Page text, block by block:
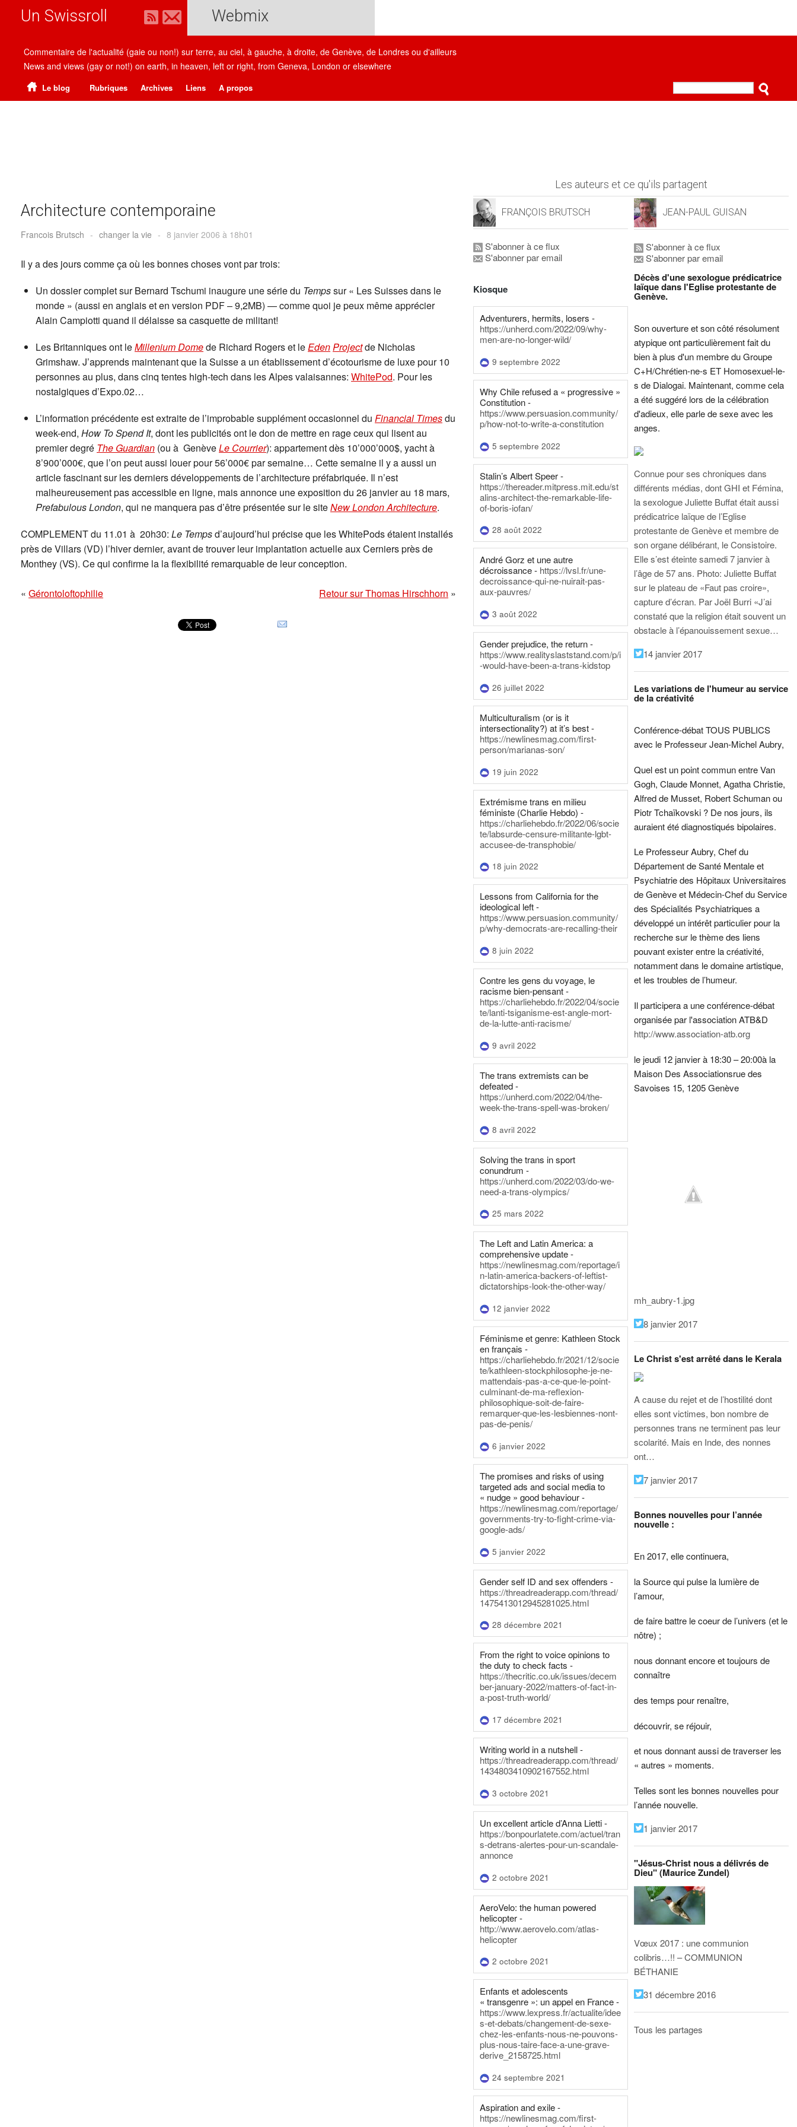
Un Swissroll Webmix
Commentaire de l'actualité (gaie ou non!) sur terre, au ciel, à gauche, à droite, de Genève, de Londres ou d'ailleurs
News and views (gay or not!) on earth, in heaven, left or right, from Geneva, London or elsewhere
Le blog Rubriques Archives Liens A propos
Architecture contemporaine
Francois Brutsch - changer la vie - 8 janvier 2006 à 18h01
Il y a des jours comme ça où les bonnes choses vont par trois:
Un dossier complet sur Bernard Tschumi inaugure une série du Tempssur « Les Suisses dans le
monde » (aussi en anglais et en version PDF – 9,2MB) — comme quoi je peux même apprécier
Alain Campiotti quand il délaisse sa casquette de militant!
Les Britanniques ont leMillenium Domede Richard Rogers et le Eden Projectde Nicholas
Grimshaw. J’apprends maintenant que la Suisse a un établissement d’écotourisme de luxe pour 10
personnes au plus, dans cinq tentes high-tech dans les Alpes valaisannes: WhitePod. Pour les
nostalgiques d’Expo.02…
L’information précédente est extraite de l’improbable supplément occasionnel du Financial Timesdu
week-end, How To Spend It, dont les publicités ont le don de mettre en rage ceux qui lisent au
premier degré The Guardian (ou à GenèveLe Courrier): appartement dès 10’000’000$, yacht à
8’900’000€, que l’on peut aussi louer pour 56’000€ par semaine… Cette semaine il y a aussi un
article fascinant sur les derniers développements de l’architecture préfabriquée. Il n’est
malheureusement pas accessible en ligne, mais annonce une exposition du 26 janvier au 18 mars,
Prefabulous London, qui ne manquera pas d’être présentée sur le siteNew London Architecture.
COMPLEMENT du 11.01 à 20h30: Le Tempsd’aujourd’hui précise que les WhitePods étaient installés
près de Villars (VD) l’hiver dernier, avant de trouver leur implantation actuelle aux Cerniers près de
Monthey (VS). Ce qui confirme la la flexibilité remarquable de leur conception.
« Gérontoloftophilie Retour sur Thomas Hirschhorn »
Les auteurs et ce qu'ils partagent
FRANÇOIS BRUTSCH
S'abonner à ce flux
S'abonner par email
Kiosque
Adventurers, hermits, losers -
https://unherd.com/2022/09/why-
men-are-no-longer-wild/
9 septembre 2022
Why Chile refused a « progressive »
Constitution -
https://www.persuasion.community/
p/how-not-to-write-a-constitution
5 septembre 2022
Stalin’s Albert Speer -
https://thereader.mitpress.mit.edu/st
alins-architect-the-remarkable-life-
of-boris-iofan/
28 août 2022
André Gorz et une autre
décroissance - https://lvsl.fr/une-
decroissance-qui-ne-nuirait-pas-
aux-pauvres/
3 août 2022
Gender prejudice, the return -
https://www.realityslaststand.com/p/i
-would-have-been-a-trans-kidstop
26 juillet 2022
Multiculturalism (or is it
intersectionality?) at it’s best -
https://newlinesmag.com/first-
person/marianas-son/
19 juin 2022
Extrémisme trans en milieu
féministe (Charlie Hebdo) -
https://charliehebdo.fr/2022/06/socie
te/labsurde-censure-militante-lgbt-
accusee-de-transphobie/
18 juin 2022
Lessons from California for the
ideological left -
https://www.persuasion.community/
p/why-democrats-are-recalling-their
8 juin 2022
Contre les gens du voyage, le
racisme bien-pensant -
https://charliehebdo.fr/2022/04/socie
te/lanti-tsiganisme-est-angle-mort-
de-la-lutte-anti-racisme/
9 avril 2022
The trans extremists can be
defeated -
https://unherd.com/2022/04/the-
week-the-trans-spell-was-broken/
8 avril 2022
Solving the trans in sport
conundrum -
https://unherd.com/2022/03/do-we-
need-a-trans-olympics/
25 mars 2022
The Left and Latin America: a
comprehensive update -
https://newlinesmag.com/reportage/i
n-latin-america-backers-of-leftist-
dictatorships-look-the-other-way/
12 janvier 2022
Féminisme et genre: Kathleen Stock
en français -
https://charliehebdo.fr/2021/12/socie
te/kathleen-stockphilosophe-je-ne-
mattendais-pas-a-ce-que-le-point-
culminant-de-ma-reflexion-
philosophique-soit-de-faire-
remarquer-que-les-lesbiennes-nont-
pas-de-penis/
6 janvier 2022
The promises and risks of using
targeted ads and social media to
« nudge » good behaviour -
https://newlinesmag.com/reportage/
governments-try-to-fight-crime-via-
google-ads/
5 janvier 2022
Gender self ID and sex offenders -
https://threadreaderapp.com/thread/
1475413012945281025.html
28 décembre 2021
From the right to voice opinions to
the duty to check facts -
https://thecritic.co.uk/issues/decem
ber-january-2022/matters-of-fact-in-
a-post-truth-world/
17 décembre 2021
Writing world in a nutshell -
https://threadreaderapp.com/thread/
1434803410902167552.html
3 octobre 2021
Un excellent article d’Anna Lietti -
https://bonpourlatete.com/actuel/tran
s-detrans-alertes-pour-un-scandale-
annonce
2 octobre 2021
AeroVelo: the human powered
helicopter -
http://www.aerovelo.com/atlas-
helicopter
2 octobre 2021
Enfants et adolescents
« transgenre »: un appel en France -
https://www.lexpress.fr/actualite/idee
s-et-debats/changement-de-sexe-
chez-les-enfants-nous-ne-pouvons-
plus-nous-taire-face-a-une-grave-
derive_2158725.html
24 septembre 2021
Aspiration and exile -
https://newlinesmag.com/first-
JEAN-PAUL GUISAN
S'abonner à ce flux
S'abonner par email
Décès d'une sexologue prédicatrice
laïque dans l'Eglise protestante de
Genève.
Son ouverture et son côté résolument
atypique ont particulièrement fait du
bien à plus d'un membre du Groupe
C+H/Chrétien-ne-s ET Homosexuel-le-
s de Dialogai. Maintenant, comme cela
a été suggéré lors de la célébration
d'adieux, elle parle de sexe avec les
anges.
Connue pour ses chroniques dans
différents médias, dont GHI et Fémina,
la sexologue Juliette Buffat était aussi
prédicatrice laïque de l’Eglise
protestante de Genève et membre de
son organe délibérant, le Consistoire.
Elle s’est éteinte samedi 7 janvier à
l’âge de 57 ans. Photo: Juliette Buffat
sur le plateau de «Faut pas croire»,
capture d’écran. Par Joël Burri «J’ai
constaté que la religion était souvent un
obstacle à l’épanouissement sexue…
14 janvier 2017
Les variations de l'humeur au service
de la créativité
Conférence-débat TOUS PUBLICS
avec le Professeur Jean-Michel Aubry,
Quel est un point commun entre Van
Gogh, Claude Monnet, Agatha Christie,
Alfred de Musset, Robert Schuman ou
Piotr Tchaïkovski ? De nos jours, ils
auraient été diagnostiqués bipolaires.
Le Professeur Aubry, Chef du
Département de Santé Mentale et
Psychiatrie des Hôpitaux Universitaires
de Genève et Médecin-Chef du Service
des Spécialités Psychiatriques a
développé un intérêt particulier pour la
recherche sur le thème des liens
pouvant exister entre la créativité,
notamment dans le domaine artistique,
et les troubles de l’humeur.
Il participera a une conférence-débat
organisée par l'association ATB&D
http://www.association-atb.org
le jeudi 12 janvier à 18:30 – 20:00à la
Maison Des Associationsrue des
Savoises 15, 1205 Genève
mh_aubry-1.jpg
8 janvier 2017
Le Christ s'est arrêté dans le Kerala
A cause du rejet et de l’hostilité dont
elles sont victimes, bon nombre de
personnes trans ne terminent pas leur
scolarité. Mais en Inde, des nonnes
ont…
7 janvier 2017
Bonnes nouvelles pour l’année
nouvelle :
En 2017, elle continuera,
la Source qui pulse la lumière de
l’amour,
de faire battre le coeur de l’univers (et le
nôtre) ;
nous donnant encore et toujours de
connaître
des temps pour renaître,
découvrir, se réjouir,
et nous donnant aussi de traverser les
« autres » moments.
Telles sont les bonnes nouvelles pour
l’année nouvelle.
1 janvier 2017
"Jésus-Christ nous a délivrés de
Dieu" (Maurice Zundel)
Vœux 2017 : une communion
colibris…!! – COMMUNION
BÉTHANIE
31 décembre 2016
Tous les partages